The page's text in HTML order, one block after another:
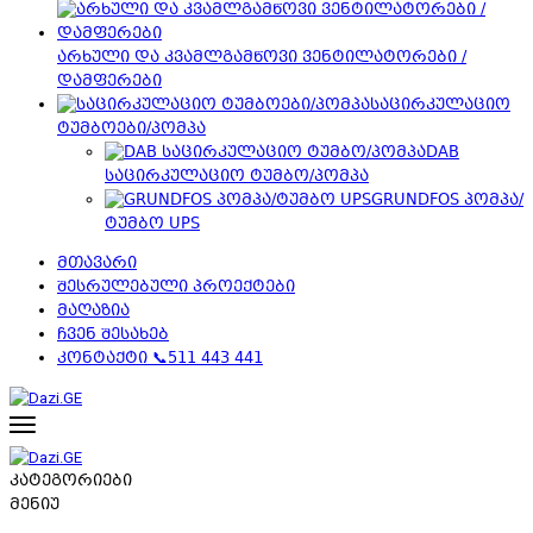
არხული და კვამლგამწოვი ვენტილატორები /
დამფერები
საცირკულაციო
ტუმბოები/პომპა
DAB
საცირკულაციო ტუმბო/პომპა
GRUNDFOS პომპა/
ტუმბო UPS
მთავარი
შესრულებული პროექტები
მაღაზია
ჩვენ შესახებ
კონტაქტი 📞511 443 441
კატეგორიები
მენიუ